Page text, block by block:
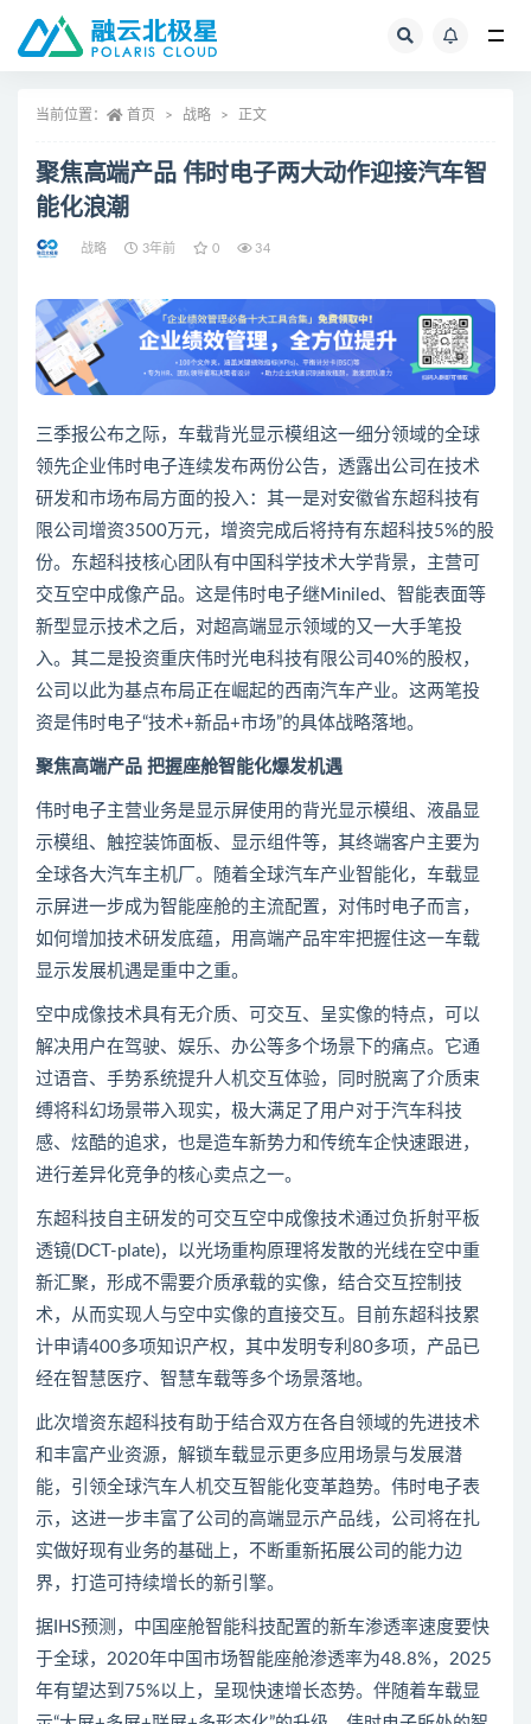
当前位置： 首页 战略 正文
聚焦高端产品 伟时电子两大动作迎接汽车智
能化浪潮
战略 3年前 0 34
三季报公布之际，车载背光显示模组这一细分领域的全球
领先企业伟时电子连续发布两份公告，透露出公司在技术
研发和市场布局方面的投入：其一是对安徽省东超科技有
限公司增资3500万元，增资完成后将持有东超科技5%的股
份。东超科技核心团队有中国科学技术大学背景，主营可
交互空中成像产品。这是伟时电子继Miniled、智能表面等
新型显示技术之后，对超高端显示领域的又一大手笔投
入。其二是投资重庆伟时光电科技有限公司40%的股权，
公司以此为基点布局正在崛起的西南汽车产业。这两笔投
资是伟时电子“技术+新品+市场”的具体战略落地。
聚焦高端产品 把握座舱智能化爆发机遇
伟时电子主营业务是显示屏使用的背光显示模组、液晶显
示模组、触控装饰面板、显示组件等，其终端客户主要为
全球各大汽车主机厂。随着全球汽车产业智能化，车载显
示屏进一步成为智能座舱的主流配置，对伟时电子而言，
如何增加技术研发底蕴，用高端产品牢牢把握住这一车载
显示发展机遇是重中之重。
空中成像技术具有无介质、可交互、呈实像的特点，可以
解决用户在驾驶、娱乐、办公等多个场景下的痛点。它通
过语音、手势系统提升人机交互体验，同时脱离了介质束
缚将科幻场景带入现实，极大满足了用户对于汽车科技
感、炫酷的追求，也是造车新势力和传统车企快速跟进，
进行差异化竞争的核心卖点之一。
东超科技自主研发的可交互空中成像技术通过负折射平板
透镜(DCT-plate)，以光场重构原理将发散的光线在空中重
新汇聚，形成不需要介质承载的实像，结合交互控制技
术，从而实现人与空中实像的直接交互。目前东超科技累
计申请400多项知识产权，其中发明专利80多项，产品已
经在智慧医疗、智慧车载等多个场景落地。
此次增资东超科技有助于结合双方在各自领域的先进技术
和丰富产业资源，解锁车载显示更多应用场景与发展潜
能，引领全球汽车人机交互智能化变革趋势。伟时电子表
示，这进一步丰富了公司的高端显示产品线，公司将在扎
实做好现有业务的基础上，不断重新拓展公司的能力边
界，打造可持续增长的新引擎。
据IHS预测，中国座舱智能科技配置的新车渗透率速度要快
于全球，2020年中国市场智能座舱渗透率为48.8%，2025
年有望达到75%以上，呈现快速增长态势。伴随着车载显